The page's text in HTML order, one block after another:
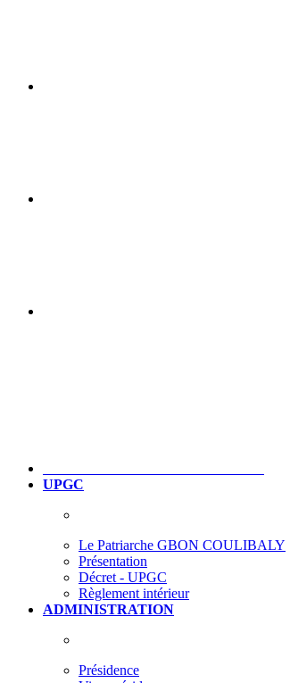
UPGC
Le Patriarche GBON COULIBALY
Présentation
Décret - UPGC
Règlement intérieur
ADMINISTRATION
Présidence